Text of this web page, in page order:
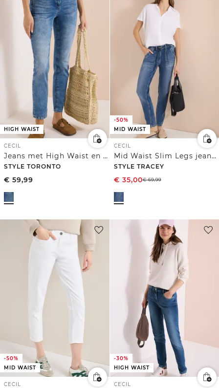
HIGH WAIST
CECIL
Jeans met High Waist en smalle pijpen in Slim Fit
STYLE TORONTO
€ 59,99
-50%
MID WAIST
CECIL
Mid Waist Slim Legs jeans in casual fit
STYLE TRACEY
€ 35,00€69,99
-50%
MID WAIST
CECIL
-30%
HIGH WAIST
CECIL